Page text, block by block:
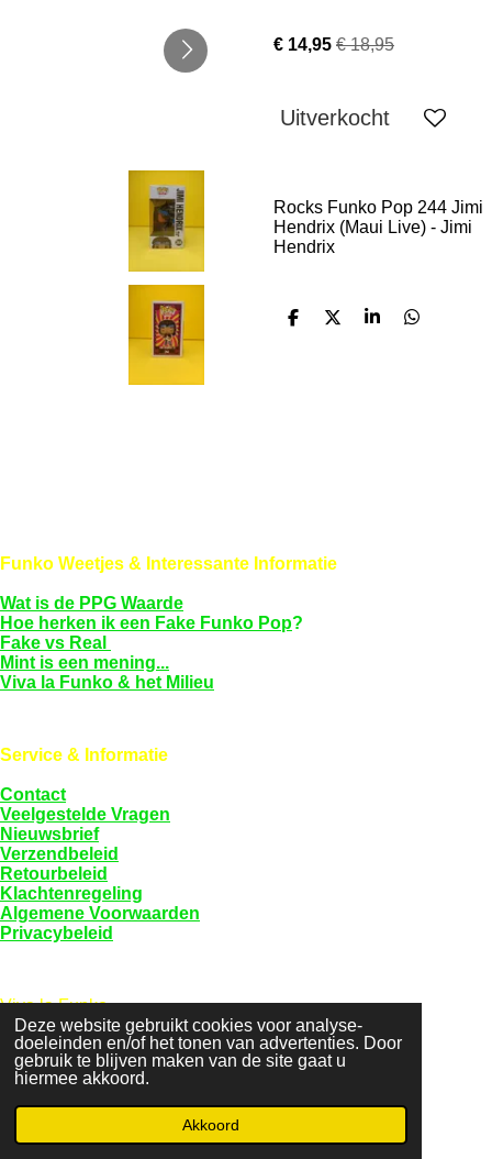
Deze website gebruikt cookies voor analyse-
doeleinden en/of het tonen van advertenties. Door
gebruik te blijven maken van de site gaat u
hiermee akkoord.
Akkoord
€ 14,95 € 18,95
Uitverkocht
Rocks Funko Pop 244 Jimi
Hendrix (Maui Live) - Jimi
Hendrix
D
D
S
D
Funko Weetjes & Interessante Informatie
Wat is de PPG Waarde
Hoe herken ik een Fake Funko Pop?
Fake vs Real
Mint is een mening...
Viva la Funko & het Milieu
Service & Informatie
Contact
Veelgestelde Vragen
Nieuwsbrief
Verzendbeleid
Retourbeleid
Klachtenregeling
Algemene Voorwaarden
Privacybeleid
Viva la Funko
KVK: 94589968
BTW: NL005097209B81
F
c
© 2022 - 2026 Viva la Funko
Powered byJouwWeb